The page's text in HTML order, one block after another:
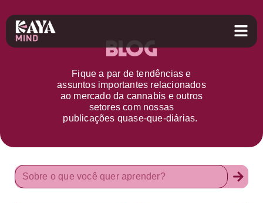
Blog
Fique a par detendências e
assuntos importantes relacionados
ao mercado da cannabis e outros
setorescom nossas
publicações quase-que-diárias.